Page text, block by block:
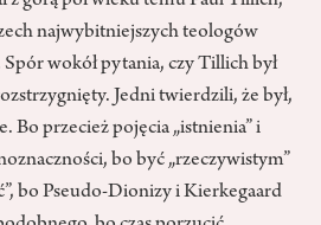
najwybitniejszych teologów
Spór wokół pytania, czy Tillich był
Jedni twierdzili, że był,
Bo przecież pojęcia „istnienia” i
bo być „rzeczywistym”
bo Pseudo-Dionizy i Kierkegaard